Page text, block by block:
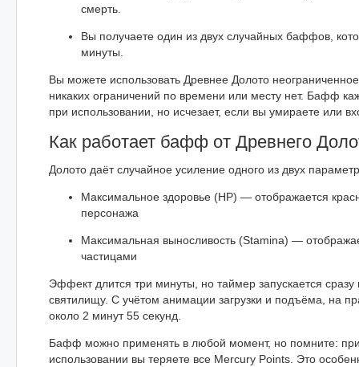
смерть.
Вы получаете один из двух случайных баффов,
минуты.
Вы можете использовать Древнее Долото
никаких ограничений по времени или месту нет. Бафф
при использовании, но исчезает, если вы умираете или
Как работает бафф от Древнего
Долото даёт случайное усиление одного из двух
Максимальное здоровье (HP) — отображается
персонажа
Максимальная выносливость (Stamina) —
частицами
Эффект длится три минуты, но таймер запускается сразу
святилищу. С учётом анимации загрузки и подъёма, на
около 2 минут 55 секунд.
Бафф можно применять в любой момент, но помните:
использовании вы теряете все Mercury Points. Это